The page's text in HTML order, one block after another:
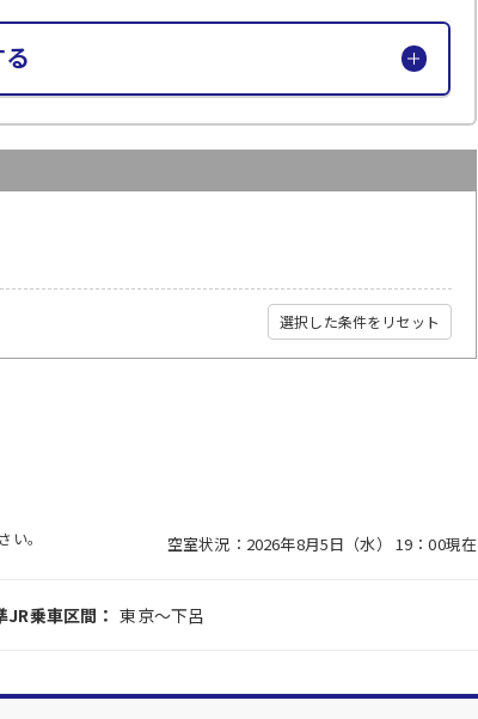
選択した条件をリセット
。
空室状況：2026年8月5日（水） 19：00現在
JR乗車区間： 東京～下呂